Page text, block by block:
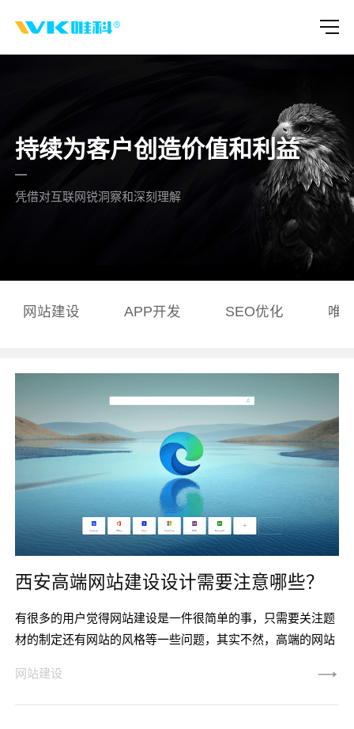
持续为客户创造价值和利益
凭借对互联网锐洞察和深刻理解
网站建设 APP开发 SEO优化 唯
西安高端网站建设设计需要注意哪些？
有很多的用户觉得网站建设是一件很简单的事，只需要关注题
材的制定还有网站的风格等一些问题，其实不然，高端的网站
成很大的影响，那么我们在进行网站建设的时候需要注意哪些
细节呢？
网站建设